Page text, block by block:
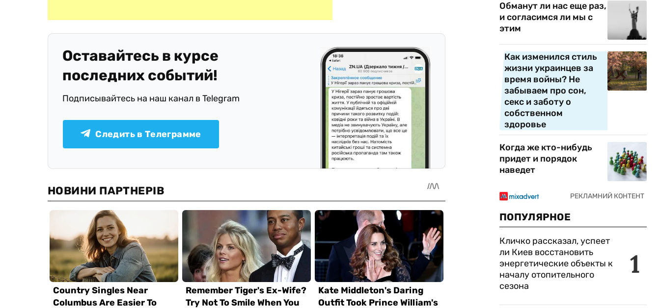
Оставайтесь в курсе
последних событий!
Подписывайтесь на наш канал в Telegram
Следить в Телеграмме
Обманут ли нас еще раз,
и согласимся ли мы с
этим
Как изменился стиль
жизни украинцев за
время войны? Не
забываем про сон,
секс и заботу о
собственном
здоровье
Когда же кто-нибудь
придет и порядок
наведет
ПОПУЛЯРНОЕ
1
Кличко рассказал, успеет
ли Киев восстановить
энергетические объекты к
началу отопительного
сезона